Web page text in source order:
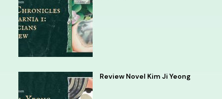
Review Novel Kim Ji Yeong